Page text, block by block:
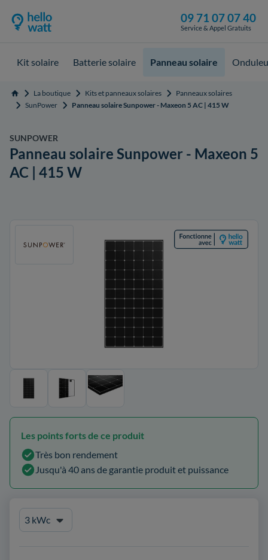
09 71 07 07 40
Service & Appel Gratuits
Kit solaire Batterie solaire Panneau solaire
Accueil La boutique Kits et panneaux solaires
Panneaux solaires
SunPower
Panneau solaire Sunpower - Maxeon 5 AC | 415 W
SUNPOWER
Panneau solaire Sunpower - Maxeon 5
AC | 415 W
Les points forts de ce produit
Très bon rendement
Jusqu'à 40 ans de garantie produit et puissance